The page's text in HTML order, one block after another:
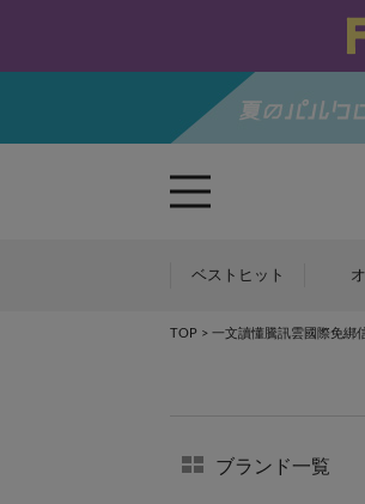
ベストヒット
TOP > 一文讀懂騰訊雲國際免綁
ブランド一覧